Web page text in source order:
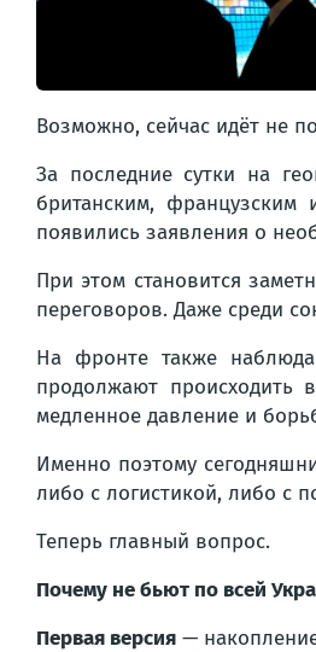
Возможно, сейчас идёт не
За последние сутки на
британским,
появились заявления о
При этом становится
переговоров. Даже среди
На фронте также
продолжают происходить
медленное давление и
Именно поэтому
либо с логистикой, либо с
Теперь главный вопрос.
Почему не бьют по всей
Первая версия —